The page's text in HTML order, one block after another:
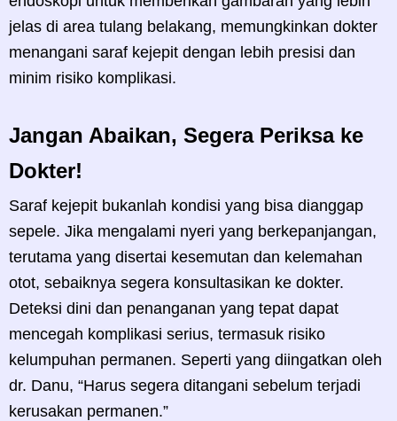
jelas di area tulang belakang, memungkinkan dokter
menangani saraf kejepit dengan lebih presisi dan
minim risiko komplikasi.
Jangan Abaikan, Segera Periksa ke
Dokter!
Saraf kejepit bukanlah kondisi yang bisa dianggap
sepele. Jika mengalami nyeri yang berkepanjangan,
terutama yang disertai kesemutan dan kelemahan
otot, sebaiknya segera konsultasikan ke dokter.
Deteksi dini dan penanganan yang tepat dapat
mencegah komplikasi serius, termasuk risiko
kelumpuhan permanen. Seperti yang diingatkan oleh
dr. Danu, “Harus segera ditangani sebelum terjadi
kerusakan permanen.”